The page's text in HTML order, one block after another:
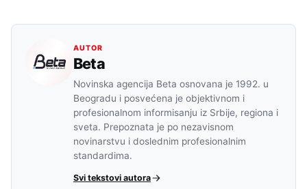
AUTOR
Beta
Novinska agencija Beta osnovana je 1992. u
Beogradu i posvećena je objektivnom i
profesionalnom informisanju iz Srbije, regiona i
sveta. Prepoznata je po nezavisnom
novinarstvu i doslednim profesionalnim
standardima.
Svi tekstovi autora